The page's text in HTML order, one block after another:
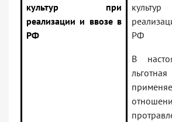
культур при
реализации и ввозе в
РФ
РФ
В